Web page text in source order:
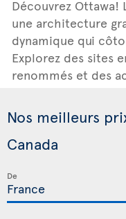
Découvrez Ottawa!
une architecture
dynamique qui
Explorez des sites
renommés et des
Nos meilleurs
Canada
De